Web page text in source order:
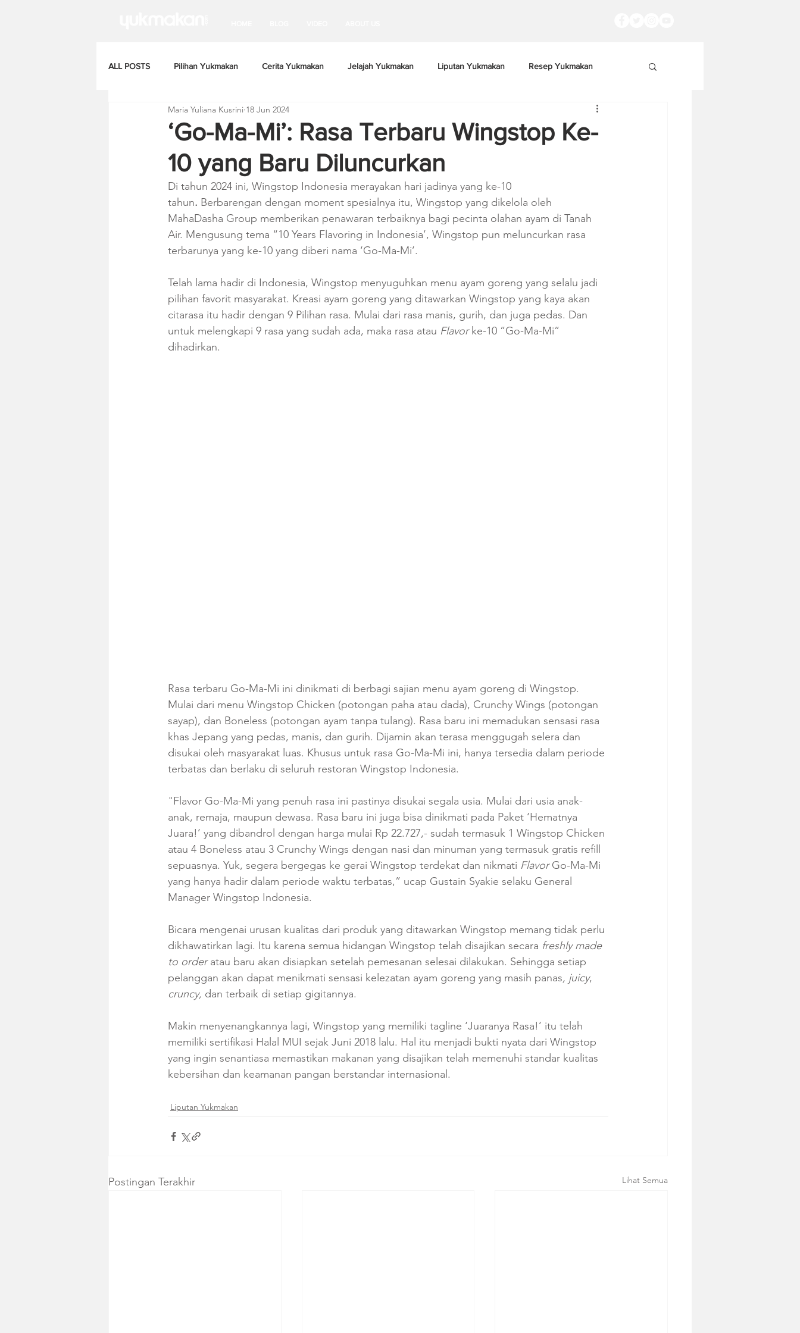
ALL POSTS Pilihan Yukmakan Cerita Yukmakan Jelajah Yukmakan Liputan Yukmakan Resep Yukmakan
‘Go-Ma-Mi’: Rasa Terbaru Wingstop Ke-
10 yang Baru Diluncurkan
Maria Yuliana Kusrini 18 Jun 2024
Di tahun 2024 ini, Wingstop Indonesia merayakan hari jadinya yang ke-10
tahun. Berbarengan dengan moment spesialnya itu, Wingstop yang dikelola oleh
MahaDasha Group memberikan penawaran terbaiknya bagi pecinta olahan ayam di Tanah
Air. Mengusung tema “10 Years Flavoring in Indonesia’, Wingstop pun meluncurkan rasa
terbarunya yang ke-10 yang diberi nama ‘Go-Ma-Mi’.
Telah lama hadir di Indonesia, Wingstop menyuguhkan menu ayam goreng yang selalu jadi
pilihan favorit masyarakat. Kreasi ayam goreng yang ditawarkan Wingstop yang kaya akan
citarasa itu hadir dengan 9 Pilihan rasa. Mulai dari rasa manis, gurih, dan juga pedas. Dan
untuk melengkapi 9 rasa yang sudah ada, maka rasa atau Flavor ke-10 ”Go-Ma-Mi”
dihadirkan.
Rasa terbaru Go-Ma-Mi ini dinikmati di berbagi sajian menu ayam goreng di Wingstop.
Mulai dari menu Wingstop Chicken (potongan paha atau dada), Crunchy Wings (potongan
sayap), dan Boneless (potongan ayam tanpa tulang). Rasa baru ini memadukan sensasi rasa
khas Jepang yang pedas, manis, dan gurih. Dijamin akan terasa menggugah selera dan
disukai oleh masyarakat luas. Khusus untuk rasa Go-Ma-Mi ini, hanya tersedia dalam periode
terbatas dan berlaku di seluruh restoran Wingstop Indonesia.
"Flavor Go-Ma-Mi yang penuh rasa ini pastinya disukai segala usia. Mulai dari usia anak-
anak, remaja, maupun dewasa. Rasa baru ini juga bisa dinikmati pada Paket ‘Hematnya
Juara!’ yang dibandrol dengan harga mulai Rp 22.727,- sudah termasuk 1 Wingstop Chicken
atau 4 Boneless atau 3 Crunchy Wings dengan nasi dan minuman yang termasuk gratis refill
sepuasnya. Yuk, segera bergegas ke gerai Wingstop terdekat dan nikmati Flavor Go-Ma-Mi
yang hanya hadir dalam periode waktu terbatas,” ucap Gustain Syakie selaku General
Manager Wingstop Indonesia.
Bicara mengenai urusan kualitas dari produk yang ditawarkan Wingstop memang tidak perlu
dikhawatirkan lagi. Itu karena semua hidangan Wingstop telah disajikan secara freshly made
to order atau baru akan disiapkan setelah pemesanan selesai dilakukan. Sehingga setiap
pelanggan akan dapat menikmati sensasi kelezatan ayam goreng yang masih panas, juicy,
cruncy, dan terbaik di setiap gigitannya.
Makin menyenangkannya lagi, Wingstop yang memiliki tagline ‘Juaranya Rasa!’ itu telah
memiliki sertifikasi Halal MUI sejak Juni 2018 lalu. Hal itu menjadi bukti nyata dari Wingstop
yang ingin senantiasa memastikan makanan yang disajikan telah memenuhi standar kualitas
kebersihan dan keamanan pangan berstandar internasional.
Liputan Yukmakan
Postingan Terakhir Lihat Semua